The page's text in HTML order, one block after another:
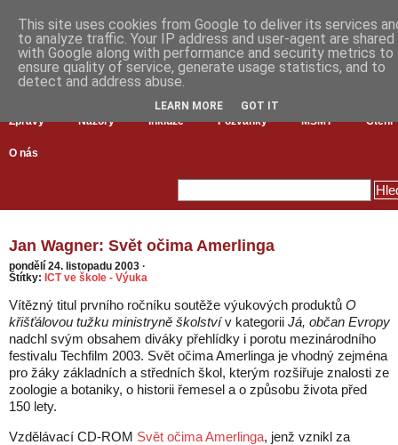
Zprávy Názory Inkluze Pozvánky MŠMT Čtení
O nás
Jan Wagner: Svět očima Amerlinga
pondělí 24. listopadu 2003 ·
Štítky: ICT ve škole - Výuka
Vítězný titul prvního ročníku soutěže výukových produktů O
křišťálovou tužku ministryně školstvív kategorii Já, občan Evropy
nadchl svým obsahem diváky přehlídky i porotu mezinárodního
festivalu Techfilm 2003. Svět očima Amerlinga je vhodný zejména
pro žáky základních a středních škol, kterým rozšiřuje znalosti ze
zoologie a botaniky, o historii řemesel a o způsobu života před
150 lety.
Vzdělávací CD-ROM Svět očima Amerlinga, jenž vznikl za
This site uses cookies from Google to deliver its services
to analyze traffic. Your IP address and user-agent are shared
with Google along with performance and security metrics to
ensure quality of service, generate usage statistics, and to
detect and address abuse.
LEARN MORE GOT IT